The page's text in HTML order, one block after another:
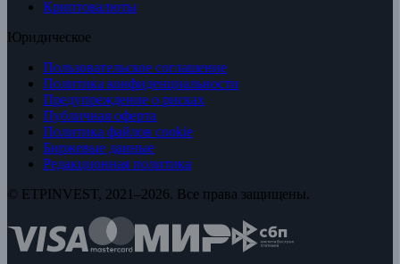
Криптовалюты
Юридическое
Пользовательское соглашение
Политика конфиденциальности
Предупреждение о рисках
Публичная оферта
Политика файлов cookie
Биржевые данные
Редакционная политика
© ETPINVEST, 2021–2026. Все права защищены.